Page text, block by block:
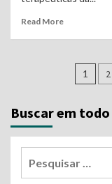
Read More
1 2
Buscar em